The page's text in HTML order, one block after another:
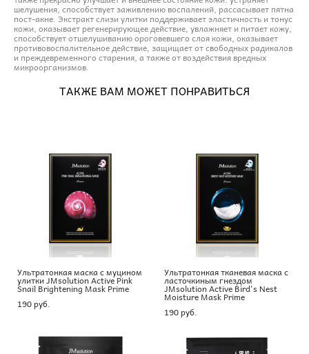
шелушения, способствует заживлению воспалений, рассасывает пятна
пост-акне. Экстракт слизи улитки поддерживает эластичность и тонус
кожи, оказывает регенерирующее действие, увлажняет и питает кожу,
способствует отшелушиванию ороговевшего слоя кожи, оказывает
противовоспалительное действие, защищает от свободных радикалов
и преждевременного старения, а также от воздействия вредных
микроорганизмов.
ТАКЖЕ ВАМ МОЖЕТ ПОНРАВИТЬСЯ
Ультратонкая маска с муцином
улитки JMsolution Active Pink
Snail Brightening Mask Prime
190 pуб.
Ультратонкая тканевая маска с
ласточкиным гнездом
JMsolution Active Bird's Nest
Moisture Mask Prime
190 pуб.